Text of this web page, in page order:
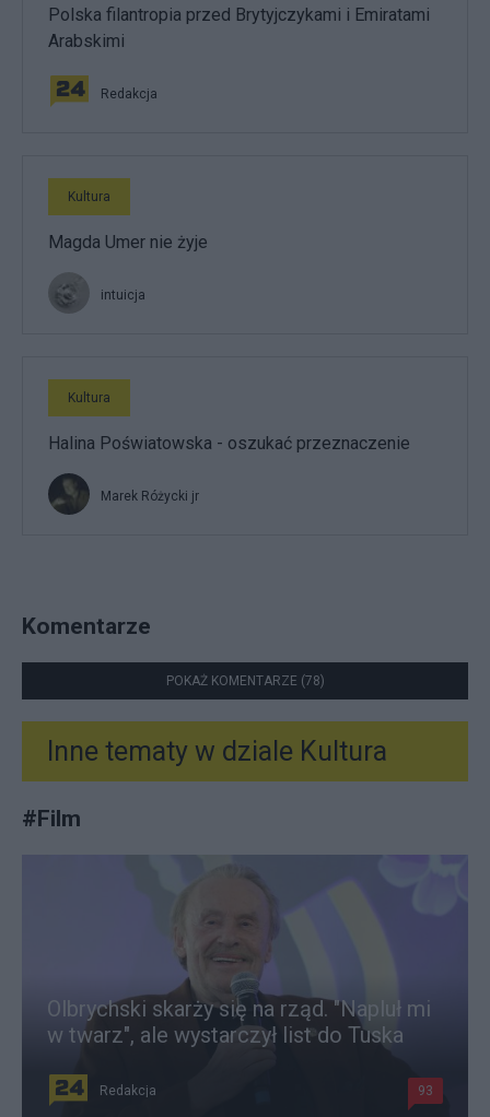
Polska filantropia przed Brytyjczykami i Emiratami
Arabskimi
Redakcja
Kultura
Magda Umer nie żyje
intuicja
Kultura
Halina Poświatowska - oszukać przeznaczenie
Marek Różycki jr
Komentarze
POKAŻ KOMENTARZE (78)
Inne tematy w dziale Kultura
#Film
Olbrychski skarży się na rząd. "Napluł mi
w twarz", ale wystarczył list do Tuska
Redakcja 93